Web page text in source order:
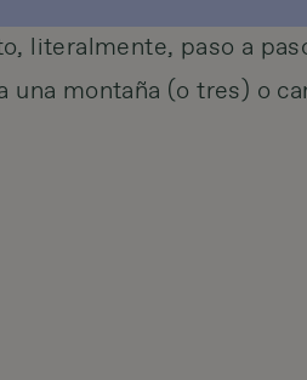
literalmente, paso a
una montaña (o tres) o